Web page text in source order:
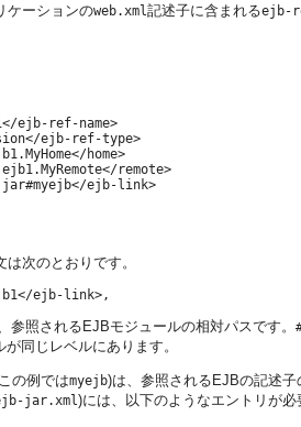
ケーションのweb.xml記述子に含まれるejb-
ejb-ref-name>
ejb-ref-type>
home>
remote>
ejb-link>
は次のとおりです。
参照されるEJBモジュールの相対パスです。
同じレベルにあります。
の例ではmyejb)は、参照されるEJBの記述子
jar.xml)には、以下のようなエントリが必